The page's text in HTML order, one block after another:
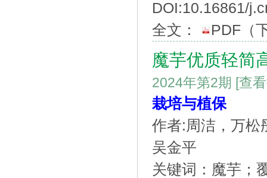
DOI:10.16861/
全文：
PDF （
魔芋优质轻简
2024年第2期 [查
栽培与植保
作者:周洁，万松
吴金平
关键词：魔芋；